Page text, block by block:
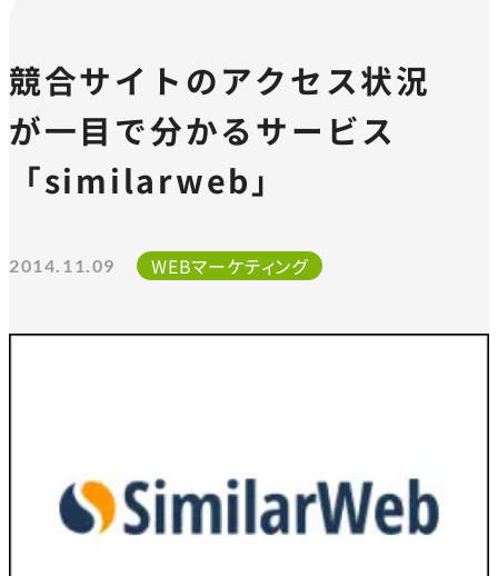
競合サイトのアクセス状況
が一目で分かるサービス
「similarweb」
2014.11.09 WEBマーケティング